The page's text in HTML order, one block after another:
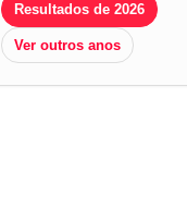
Resultados de 2026
Ver outros anos